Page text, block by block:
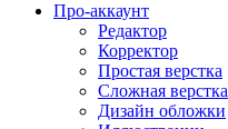
Про-аккаунт
Редактор
Корректор
Простая верстка
Сложная верстка
Дизайн обложки